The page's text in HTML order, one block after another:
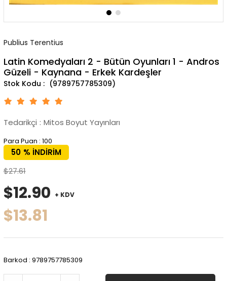
Publius Terentius
Latin Komedyaları 2 - Bütün Oyunları 1 - Andros
Güzeli - Kaynana - Erkek Kardeşler
(9789757785309)
Tedarikçi : Mitos Boyut Yayınları
Para Puan : 100
%
50
İNDIRIM
$27.61
$12.90 + KDV
$13.81
Barkod : 9789757785309